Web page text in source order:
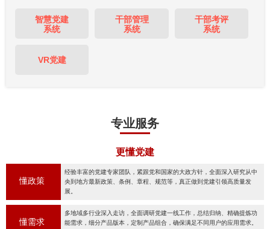
智慧党建
系统
干部管理
系统
干部考评
系统
VR党建
专业服务
更懂党建
懂政策
经验丰富的党建专家团队，紧跟党和国家的大政方针，全面深入研究从中
央到地方最新政策、条例、章程、规范等，真正做到党建引领高质量发
展。
懂需求
多地域多行业深入走访，全面调研党建一线工作，总结归纳、精确提炼功
能需求，细分产品版本，定制产品组合，确保满足不同用户的应用需求。